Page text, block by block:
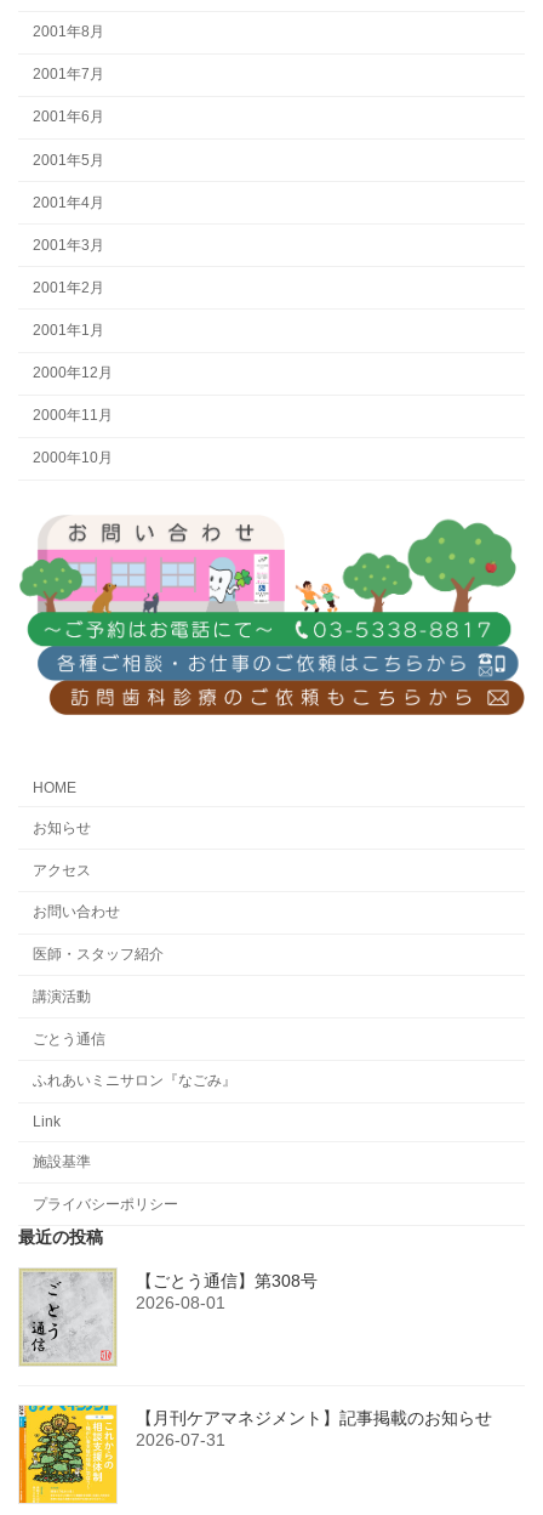
2001年8月
2001年7月
2001年6月
2001年5月
2001年4月
2001年3月
2001年2月
2001年1月
2000年12月
2000年11月
2000年10月
HOME
お知らせ
アクセス
お問い合わせ
医師・スタッフ紹介
講演活動
ごとう通信
ふれあいミニサロン『なごみ』
Link
施設基準
プライバシーポリシー
最近の投稿
【ごとう通信】第308号
2026-08-01
【月刊ケアマネジメント】記事掲載のお知らせ
2026-07-31